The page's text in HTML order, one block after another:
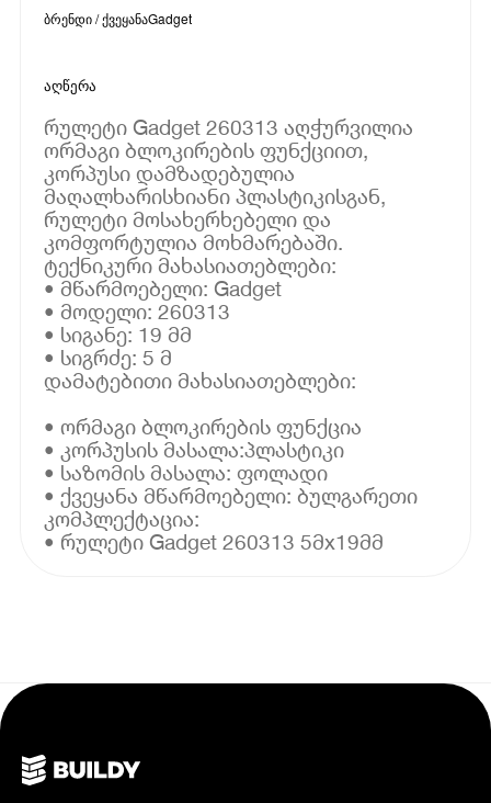
ბრენდი / ქვეყანაGadget
აღწერა
რულეტი Gadget 260313 აღჭურვილია
ორმაგი ბლოკირების ფუნქციით,
კორპუსი დამზადებულია
მაღალხარისხიანი პლასტიკისგან,
რულეტი მოსახერხებელი და
კომფორტულია მოხმარებაში.
ტექნიკური მახასიათებლები:
• მწარმოებელი: Gadget
• მოდელი: 260313
• სიგანე: 19 მმ
• სიგრძე: 5 მ
დამატებითი მახასიათებლები:
• ორმაგი ბლოკირების ფუნქცია
• კორპუსის მასალა:პლასტიკი
• საზომის მასალა: ფოლადი
• ქვეყანა მწარმოებელი: ბულგარეთი
კომპლექტაცია:
• რულეტი Gadget 260313 5მx19მმ